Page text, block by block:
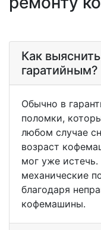
Как
гаратийным?
Обычно в
поломки,
любом случае
возраст
мог уже
механические
благодаря
кофемашины.